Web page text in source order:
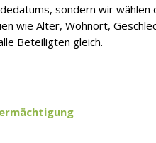
sondern wir wählen
wie Alter, Wohnort,
Beteiligten gleich.